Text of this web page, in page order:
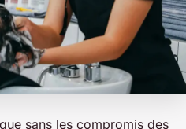
sans les compromis des